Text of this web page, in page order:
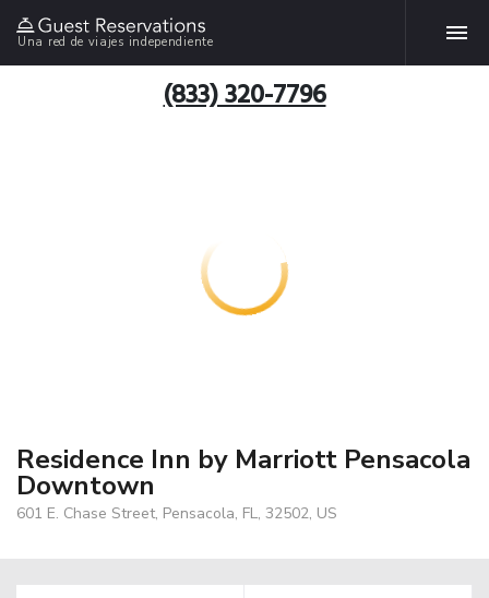
Una red de viajes independiente
(833) 320-7796
Residence Inn by Marriott Pensacola
Downtown
601 E. Chase Street, Pensacola, FL, 32502, US